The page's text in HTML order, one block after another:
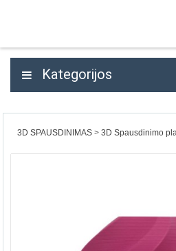
Kategorijos
3D SPAUSDINIMAS 3D Spausdinimo